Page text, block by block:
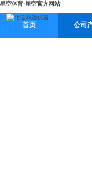
星空体育·星空官方网站
首页 公司